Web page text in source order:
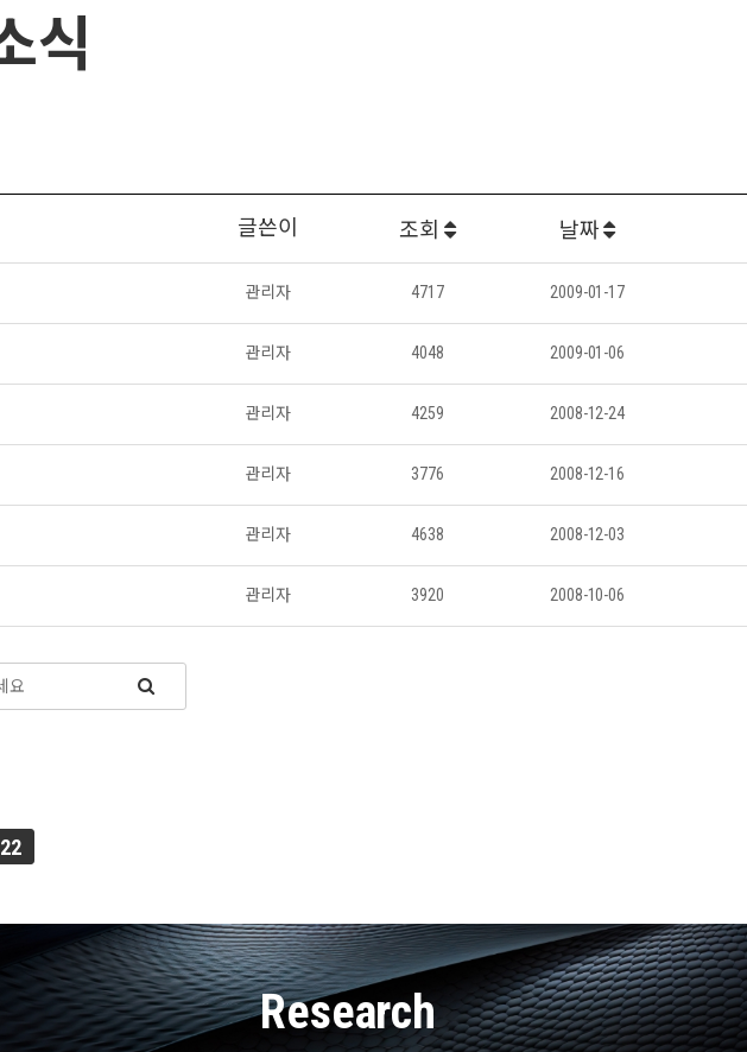
식
글쓴이 조회 날짜
관리자 4717 2009-01-17
관리자 4048 2009-01-06
관리자 4259 2008-12-24
관리자 3776 2008-12-16
관리자 4638 2008-12-03
관리자 3920 2008-10-06
22
Research